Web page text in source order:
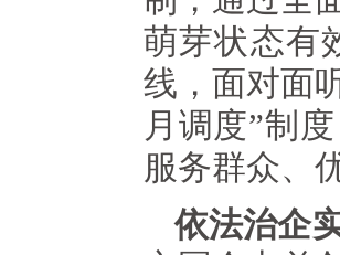
萌芽状态有
线，面对面
月调度”制
服务群众、
依法治企